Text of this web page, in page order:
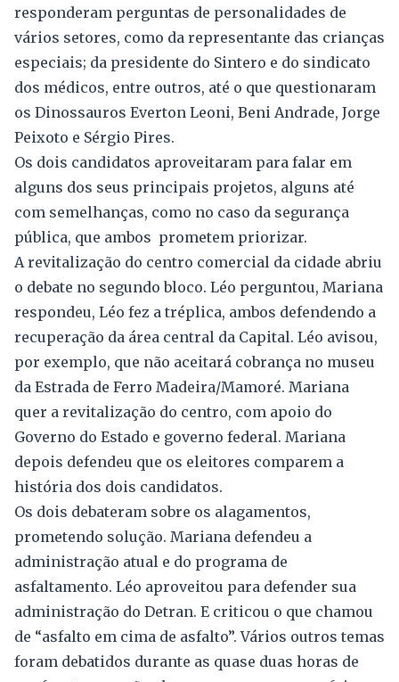
responderam perguntas de personalidades de
vários setores, como da representante das crianças
especiais; da presidente do Sintero e do sindicato
dos médicos, entre outros, até o que questionaram
os Dinossauros Everton Leoni, Beni Andrade, Jorge
Peixoto e Sérgio Pires.
Os dois candidatos aproveitaram para falar em
alguns dos seus principais projetos, alguns até
com semelhanças, como no caso da segurança
pública, que ambos prometem priorizar.
A revitalização do centro comercial da cidade abriu
o debate no segundo bloco. Léo perguntou, Mariana
respondeu, Léo fez a tréplica, ambos defendendo a
recuperação da área central da Capital. Léo avisou,
por exemplo, que não aceitará cobrança no museu
da Estrada de Ferro Madeira/Mamoré. Mariana
quer a revitalização do centro, com apoio do
Governo do Estado e governo federal. Mariana
depois defendeu que os eleitores comparem a
história dos dois candidatos.
Os dois debateram sobre os alagamentos,
prometendo solução. Mariana defendeu a
administração atual e do programa de
asfaltamento. Léo aproveitou para defender sua
administração do Detran. E criticou o que chamou
de “asfalto em cima de asfalto”. Vários outros temas
foram debatidos durante as quase duas horas de